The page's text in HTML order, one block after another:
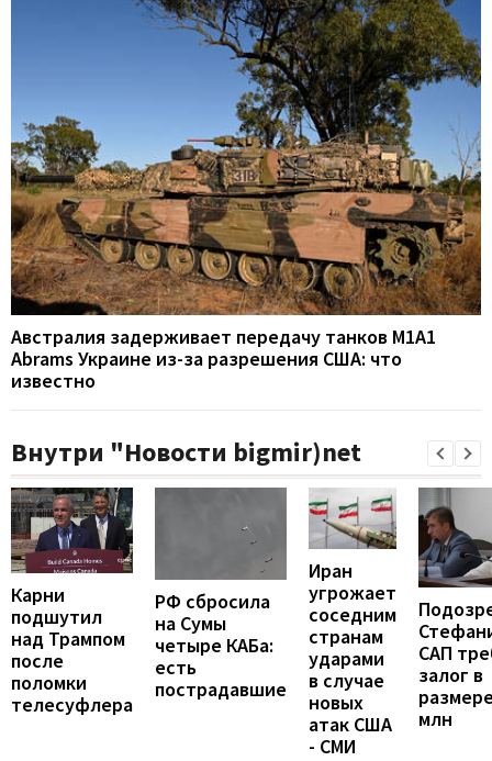
Австралия задерживает передачу танков M1A1
Abrams Украине из-за разрешения США: что
известно
Внутри "Новости bigmir)net
Карни
подшутил
над Трампом
после
поломки
телесуфлера
РФ сбросила
на Сумы
четыре КАБа:
есть
пострадавшие
Иран
угрожает
соседним
странам
ударами
в случае
новых
атак США
- СМИ
САП
залог в
млн